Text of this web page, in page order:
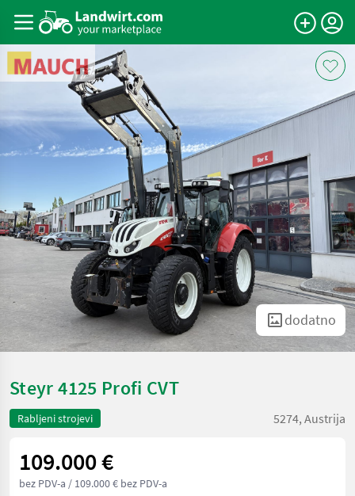
dodatno
Steyr 4125 Profi CVT
Rabljeni strojevi 5274, Austrija
109.000 €
bez PDV-a / 109.000 € bez PDV-a